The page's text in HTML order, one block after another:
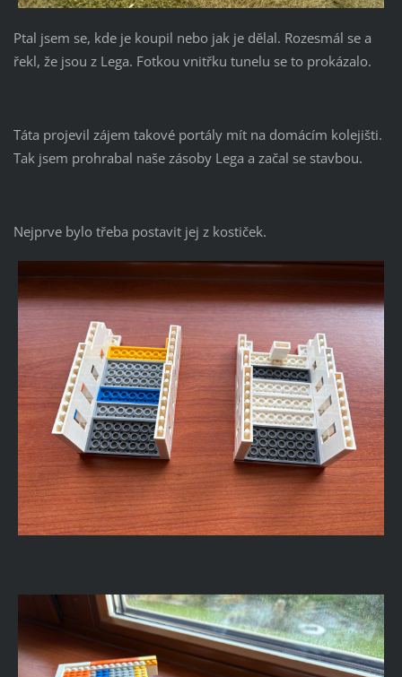
Ptal jsem se, kde je koupil nebo jak je dělal. Rozesmál se a
řekl, že jsou z Lega. Fotkou vnitřku tunelu se to prokázalo.
Táta projevil zájem takové portály mít na domácím kolejišti.
Tak jsem prohrabal naše zásoby Lega a začal se stavbou.
Nejprve bylo třeba postavit jej z kostiček.